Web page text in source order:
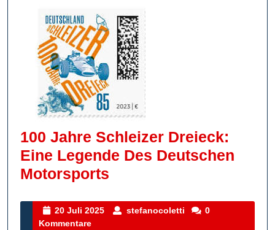
100 Jahre Schleizer Dreieck:
Eine Legende Des Deutschen
Motorsports
Schleizer
20 Juli 2025
20
stefanocoletti stefanocoletti
0
Kommentare